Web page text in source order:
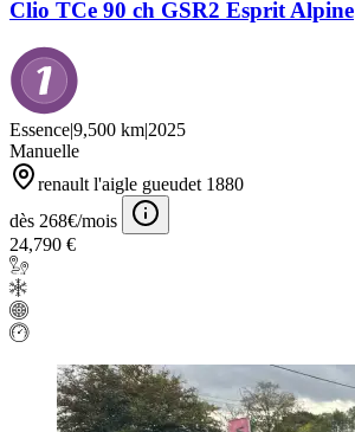
Clio TCe 90 ch GSR2 Esprit Alpine
Essence|9,500 km|2025
Manuelle
renault l'aigle gueudet 1880
dès 268€/mois
24,790 €